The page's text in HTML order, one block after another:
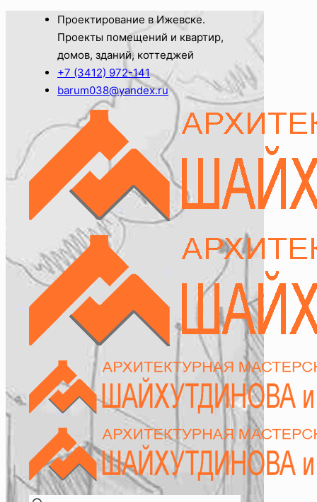
Проектирование в Ижевске.
Проекты помещений и квартир,
домов, зданий, коттеджей
+7 (3412) 972-141
barum038@yandex.ru